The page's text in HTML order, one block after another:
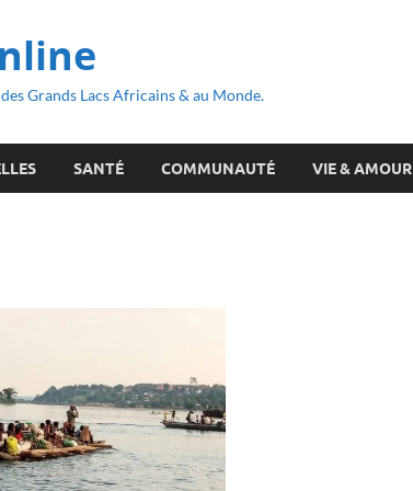
des Grands Lacs Africains & au Monde.
SANTÉ COMMUNAUTÉ VIE & AMOUR